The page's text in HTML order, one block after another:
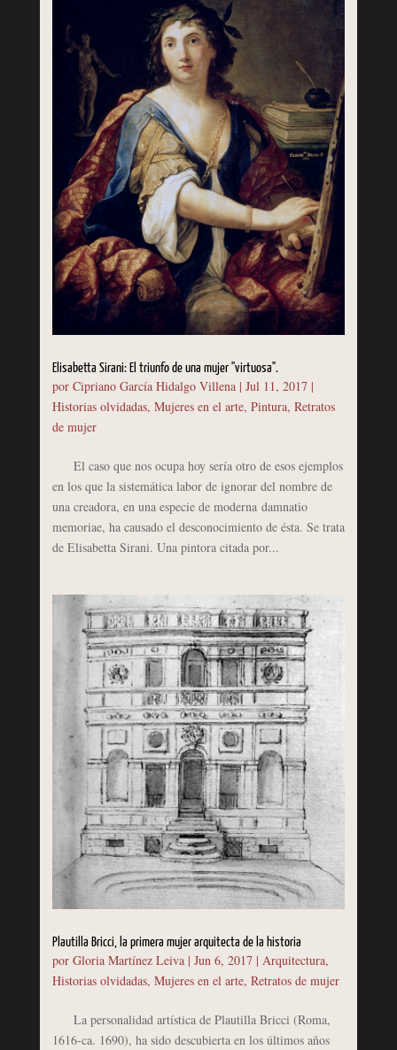
Elisabetta Sirani: El triunfo de una mujer "virtuosa".
por Cipriano García Hidalgo Villena| Jul 11, 2017|
Historias olvidadas, Mujeres en el arte, Pintura, Retratos
de mujer
El caso que nos ocupa hoy sería otro de esos ejemplos
en los que la sistemática labor de ignorar del nombre de
una creadora, en una especie de moderna damnatio
memoriae, ha causado el desconocimiento de ésta. Se trata
de Elisabetta Sirani. Una pintora citada por...
Plautilla Bricci, la primera mujer arquitecta de la historia
por Gloria Martínez Leiva| Jun 6, 2017| Arquitectura,
Historias olvidadas, Mujeres en el arte, Retratos de mujer
La personalidad artística de Plautilla Bricci (Roma,
1616-ca. 1690), ha sido descubierta en los últimos años